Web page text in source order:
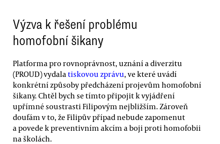
Výzva k řešení problému
homofobní šikany
Platforma pro rovnoprávnost, uznání a diverzitu
(PROUD) vydala tiskovou zprávu, ve které uvádí
konkrétní způsoby předcházení projevům homofobní
šikany. Chtěl bych se tímto připojit k vyjádření
upřímné soustrasti Filipovým nejbližším. Zároveň
doufám v to, že Filipův případ nebude zapomenut
a povede k preventivním akcím a boji proti homofobii
na školách.